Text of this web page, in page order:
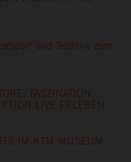
und Technik zum
FASZINATION
LIVE ERLEBEN
IM KTM MUSEUM